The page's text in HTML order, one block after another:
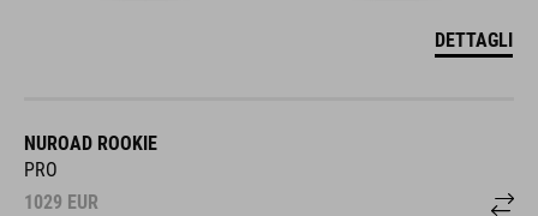
DETTAGLI
NUROAD ROOKIE
PRO
1029 EUR